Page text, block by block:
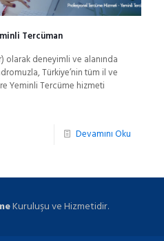
Tercüman
olarak deneyimli ve alanında
Türkiye’nin tüm il ve
Yeminli Tercüme hizmeti
Devamını Oku
Kuruluşu ve Hizmetidir.